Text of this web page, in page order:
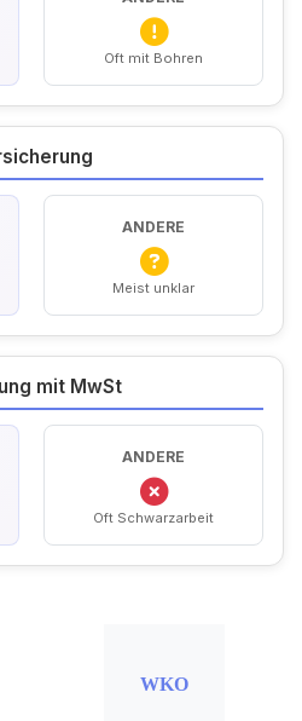
Oft mit Bohren
ANDERE
Meist unklar
mit MwSt
ANDERE
Oft Schwarzarbeit